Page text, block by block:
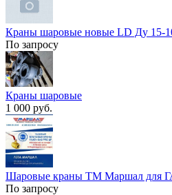
Краны шаровые новые LD Д​у 15-
По запросу
Краны шаровые
1 000 руб.
Шаровые краны ТМ Маршал для
По запросу